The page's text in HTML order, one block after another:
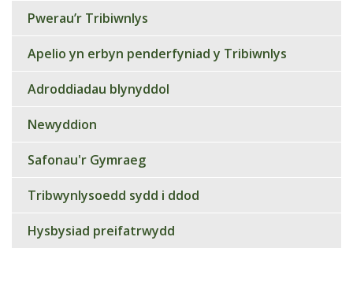
Pwerau’r Tribiwnlys
Apelio yn erbyn penderfyniad y Tribiwnlys
Adroddiadau blynyddol
Newyddion
Safonau'r Gymraeg
Tribwynlysoedd sydd i ddod
Hysbysiad preifatrwydd